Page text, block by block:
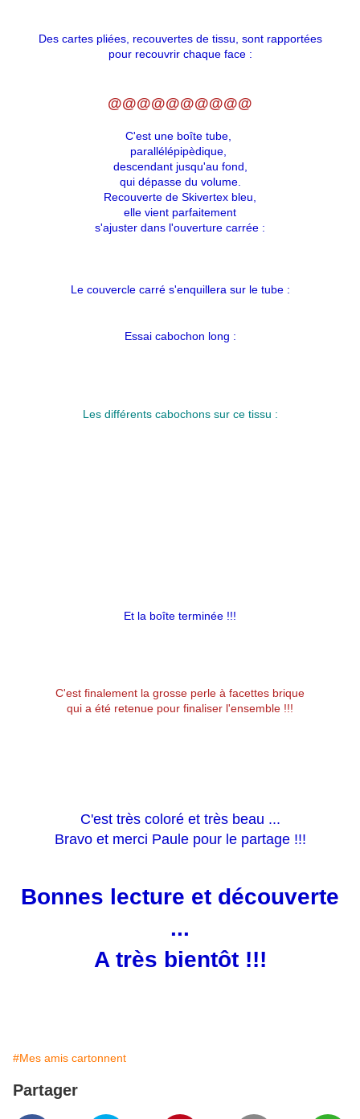
Des cartes pliées, recouvertes de tissu, sont rapportées
pour recouvrir chaque face :
@@@@@@@@@@
C'est une boîte tube,
parallélépipèdique,
descendant jusqu'au fond,
qui dépasse du volume.
Recouverte de Skivertex bleu,
elle vient parfaitement
s'ajuster dans l'ouverture carrée :
Le couvercle carré s'enquillera sur le tube :
Essai cabochon long :
Les différents cabochons sur ce tissu :
Et la boîte terminée !!!
C'est finalement la grosse perle à facettes brique
qui a été retenue pour finaliser l'ensemble !!!
C'est très coloré et très beau ...
Bravo et merci Paule pour le partage !!!
Bonnes lecture et découverte
...
A très bientôt !!!
#Mes amis cartonnent
Partager